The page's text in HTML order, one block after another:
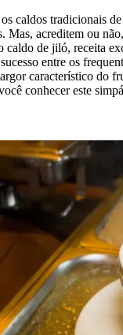
caldos tradicionais
Mas, acreditem ou
caldo de jiló, receita
entre os
característico do
conhecer este